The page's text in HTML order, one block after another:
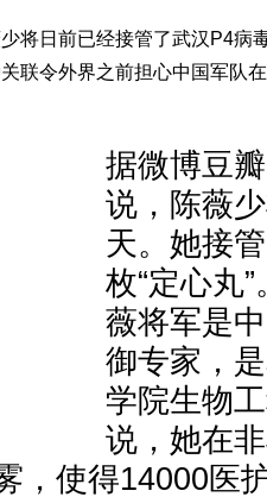
将日前已经接管了武汉P4病
联令外界之前担心中国军队
据微博豆
说，陈薇
天。她接
枚“定心丸
薇将军是
御专家，
学院生物
说，她在
，使得14000医